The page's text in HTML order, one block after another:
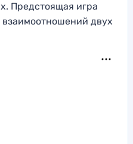
Предстоящая игра
взаимоотношений двух